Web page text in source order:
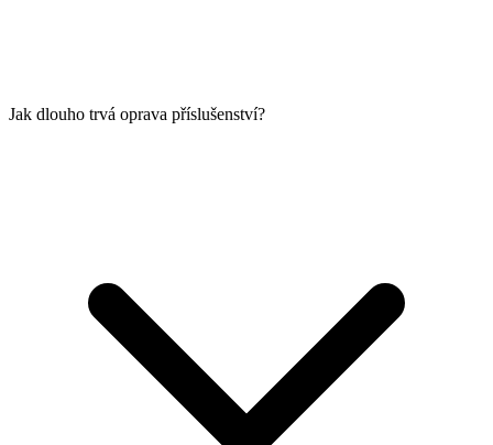
Jak dlouho trvá oprava příslušenství?